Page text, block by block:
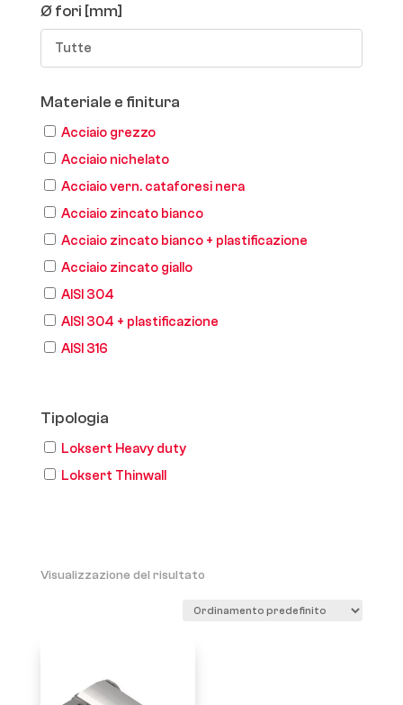
Ø fori [mm]
Tutte
Materiale e finitura
Acciaio grezzo
Acciaio nichelato
Acciaio vern. cataforesi nera
Acciaio zincato bianco
Acciaio zincato bianco + plastificazione
Acciaio zincato giallo
AISI 304
AISI 304 + plastificazione
AISI 316
Tipologia
Loksert Heavy duty
Loksert Thinwall
Visualizzazione del risultato